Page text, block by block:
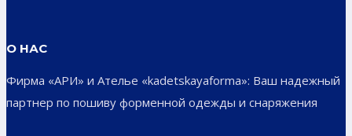
О НАС
Фирма «АРИ» и Ателье «kadetskayaforma»: Ваш надежный
партнер по пошиву форменной одежды и снаряжения